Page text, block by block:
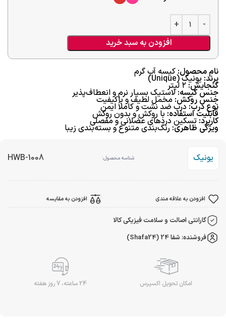
افزودن به سبد خرید
نام محصول:کیسه آب گرم
برند: یونیک (Unique)
گنجایش:
جنس کیسه:لاستیک بسیار نرم و انعطاف‌پذیر
جنس روکش: مخمل لطیف و باکیفیت
نوع درب: درب ضد نشت و کاملاً ایمن
قابلیت استفاده: با روکش و بدون روکش
کاربرد: تسکین دردهای عضلانی و مفصلی
ویژگی ظاهری: رنگ‌بندی متنوع و بسته‌بندی زیبا
یونیک شناسه محصول: HWB-1008
افزودن به علاقه مندی افزودن به مقایسه
گارانتی اصالت و سلامت فیزیکی کالا
فروشنده: شفا 24 (Shafa24)
امکان تحویل اکسپرس 24 ساعته، 7 روز هفته